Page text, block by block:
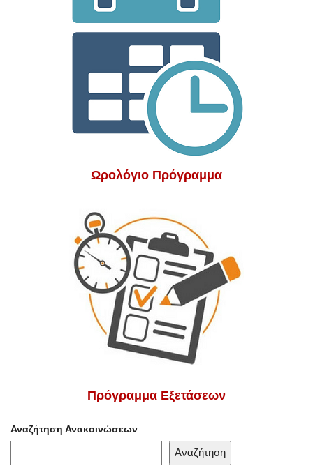
Ωρολόγιο Πρόγραμμα
Πρόγραμμα Εξετάσεων
Αναζήτηση Ανακοινώσεων
Αναζήτηση